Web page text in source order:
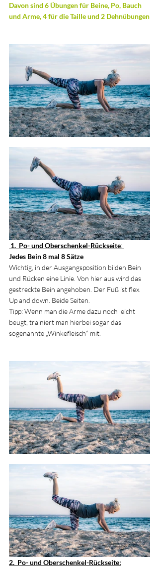
Davon sind 6 Übungen für Beine, Po, Bauch
und Arme, 4 für die Taille und 2 Dehnübungen
1.  Po- und Oberschenkel-Rückseite:
Jedes Bein 8 mal 8 Sätze
Wichtig, in der Ausgangsposition bilden Bein
und Rücken eine Linie. Von hier aus wird das
gestreckte Bein angehoben. Der Fuß ist flex.
Up and down. Beide Seiten.
Tipp: Wenn man die Arme dazu noch leicht
beugt, trainiert man hierbei sogar das
sogenannte „Winkefleisch“ mit.
2.  Po- und Oberschenkel-Rückseite: